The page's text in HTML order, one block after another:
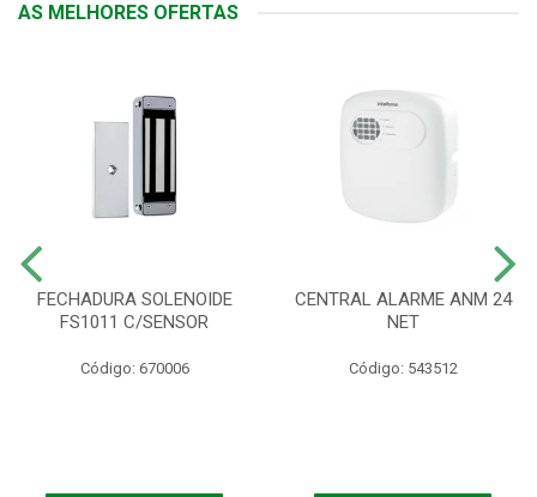
AS MELHORES OFERTAS
FECHADURA SOLENOIDE
FS1011 C/SENSOR
Código: 670006
CENTRAL ALARME ANM 24
NET
Código: 543512